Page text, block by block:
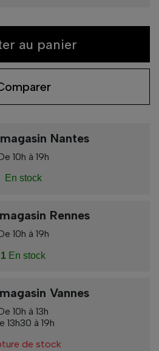
au panier
Nantes
10h à 19h
En stock
Rennes
10h à 19h
1 En stock
Vannes
10h à 13h
13h30 à 19h
de stock